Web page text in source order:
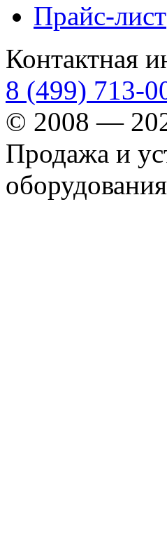
Прайс-лист
Контактная
8 (499) 713-
© 2008 —
Продажа и
оборудования